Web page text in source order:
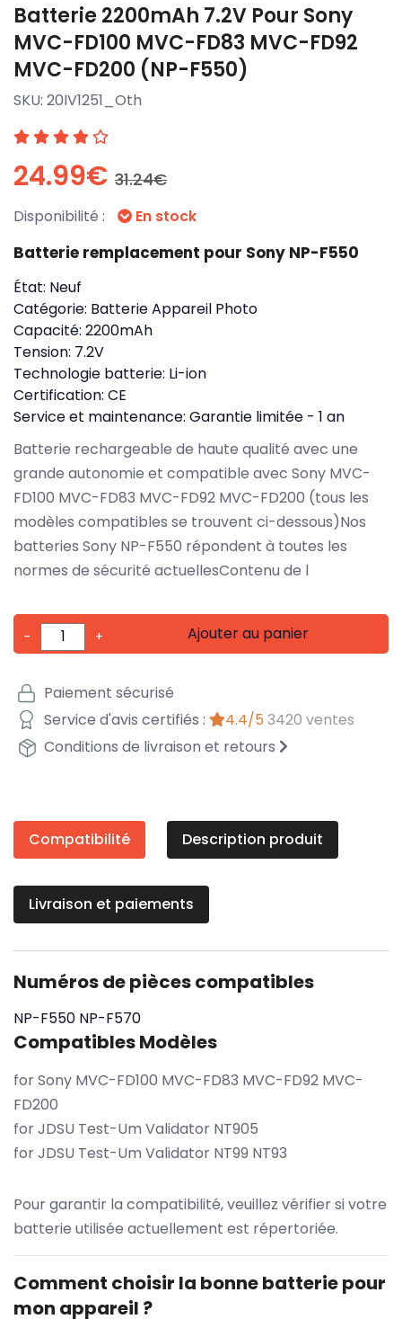
Batterie 2200mAh 7.2V Pour Sony
MVC-FD100 MVC-FD83 MVC-FD92
MVC-FD200 (NP-F550)
SKU: 20IV1251_Oth
24.99€ 31.24€
Disponibilité : En stock
Batterie remplacement pour Sony NP-F550
État: Neuf
Catégorie: Batterie Appareil Photo
Capacité: 2200mAh
Tension: 7.2V
Technologie batterie: Li-ion
Certification: CE
Service et maintenance: Garantie limitée - 1 an
Batterie rechargeable de haute qualité avec une
grande autonomie et compatible avec Sony MVC-
FD100 MVC-FD83 MVC-FD92 MVC-FD200 (tous les
modèles compatibles se trouvent ci-dessous)Nos
batteries Sony NP-F550 répondent à toutes les
normes de sécurité actuellesContenu de l
- + Ajouter au panier
Paiement sécurisé
Service d'avis certifiés :
4.4/5 3420 ventes
Conditions de livraison et retours
Compatibilité Description produit
Livraison et paiements
Numéros de pièces compatibles
NP-F550 NP-F570
Compatibles Modèles
for Sony MVC-FD100 MVC-FD83 MVC-FD92 MVC-
FD200
for JDSU Test-Um Validator NT905
for JDSU Test-Um Validator NT99 NT93
Pour garantir la compatibilité, veuillez vérifier si votre
batterie utilisée actuellement est répertoriée.
Comment choisir la bonne batterie pour
mon appareil ?